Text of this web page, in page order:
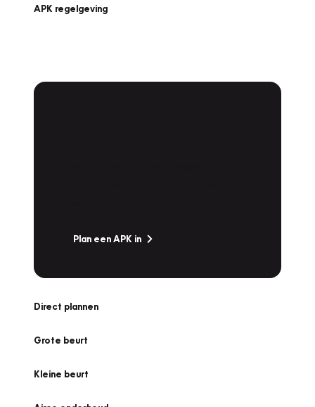
APK regelgeving
Plan een APK in
Direct plannen
Grote beurt
Kleine beurt